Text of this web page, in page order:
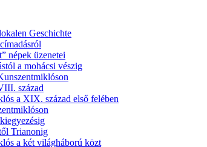
Geschichte
népek üzenetei
a mohácsi vészig
század
a XIX. század első felében
Trianonig
a két világháború közt